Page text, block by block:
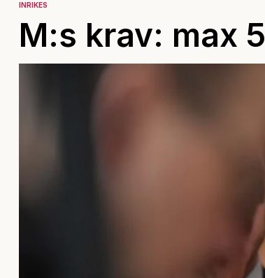
INRIKES
M:s krav: max